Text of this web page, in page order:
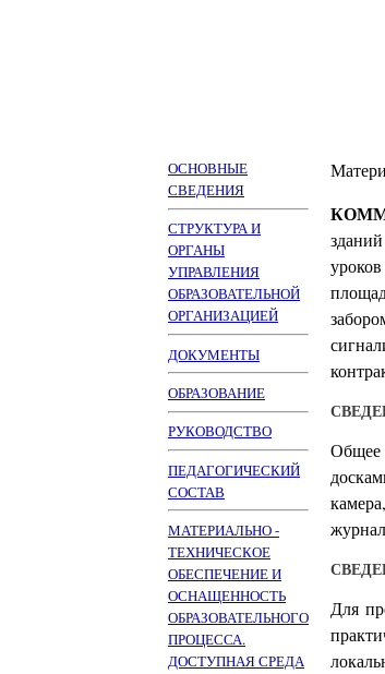
ОСНОВНЫЕ
СВЕДЕНИЯ
СТРУКТУРА И
ОРГАНЫ
УПРАВЛЕНИЯ
ОБРАЗОВАТЕЛЬНОЙ
ОРГАНИЗАЦИЕЙ
ДОКУМЕНТЫ
ОБРАЗОВАНИЕ
РУКОВОДСТВО
ПЕДАГОГИЧЕСКИЙ
СОСТАВ
МАТЕРИАЛЬНО -
ТЕХНИЧЕСКОЕ
ОБЕСПЕЧЕНИЕ И
ОСНАЩЕННОСТЬ
ОБРАЗОВАТЕЛЬНОГО
ПРОЦЕССА.
ДОСТУПНАЯ СРЕДА
Общее
Для